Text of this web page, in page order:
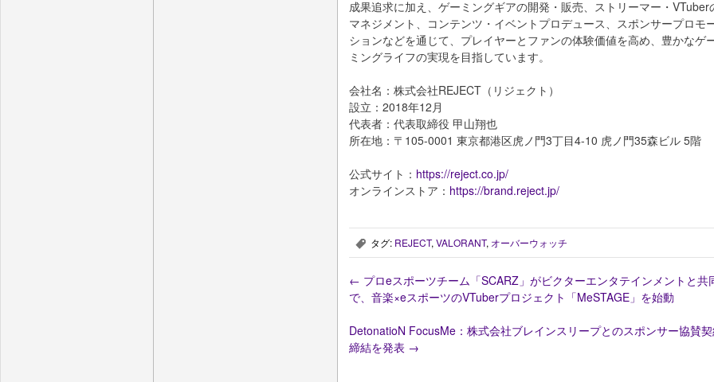
成果追求に加え、ゲーミングギアの開発・販売、ストリーマー・VTuber
マネジメント、コンテンツ・イベントプロデュース、スポンサープロモ
ションなどを通じて、プレイヤーとファンの体験価値を高め、豊かなゲ
ミングライフの実現を目指しています。
会社名：株式会社REJECT（リジェクト）
設立：2018年12月
代表者：代表取締役 甲山翔也
所在地：〒105-0001 東京都港区虎ノ門3丁目4-10 虎ノ門35森ビル 5階
公式サイト： https://reject.co.jp/
オンラインストア： https://brand.reject.jp/
, タグ: REJECT,VALORANT, オーバーウォッチ
← プロeスポーツチーム「SCARZ」がビクターエンタテインメントと共
で、音楽×eスポーツのVTuberプロジェクト「MeSTAGE」を始動
DetonatioN FocusMe：株式会社ブレインスリープとのスポンサー協賛
締結を発表 →